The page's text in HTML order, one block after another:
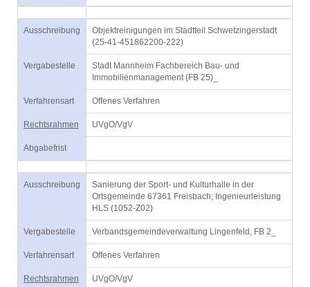
Ausschreibung
Objektreinigungen im Stadtteil Schwetzingerstadt
(25-41-451862200-222)
Vergabestelle
Stadt Mannheim Fachbereich Bau- und
Immobilienmanagement (FB 25)_
Verfahrensart Offenes Verfahren
Rechtsrahmen UVgO/VgV
Abgabefrist
Ausschreibung
Sanierung der Sport- und Kulturhalle in der
Ortsgemeinde 67361 Freisbach; Ingenieurleistung
HLS (1052-Z02)
Vergabestelle Verbandsgemeindeverwaltung Lingenfeld, FB 2_
Verfahrensart Offenes Verfahren
Rechtsrahmen UVgO/VgV